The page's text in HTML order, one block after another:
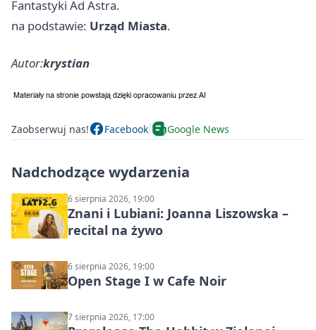
Fantastyki Ad Astra.
na podstawie: Urząd Miasta.
Autor:krystian
Zaobserwuj nas! Facebook Google News
Nadchodzące wydarzenia
6 sierpnia 2026, 19:00
Znani i Lubiani: Joanna Liszowska –
recital na żywo
6 sierpnia 2026, 19:00
Open Stage I w Cafe Noir
7 sierpnia 2026, 17:00